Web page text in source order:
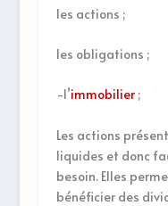
les actions ;
les obligations ;
-l’immobilier;
Les actions
liquides et donc
besoin. Elles
bénéficier des